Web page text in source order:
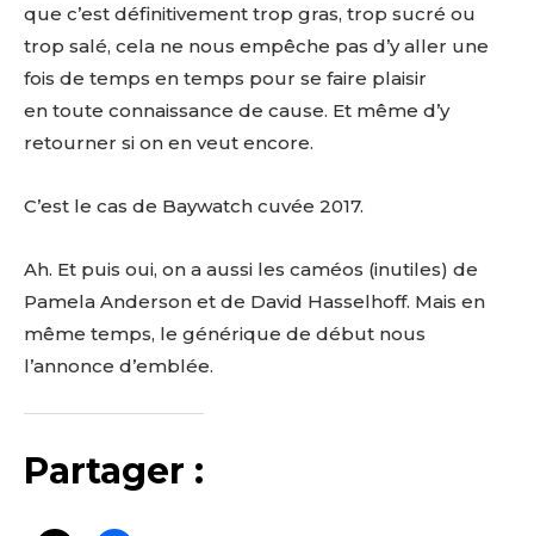
que c’est définitivement trop gras, trop sucré ou
trop salé, cela ne nous empêche pas d’y aller une
fois de temps en temps pour se faire plaisir
en toute connaissance de cause. Et même d’y
retourner si on en veut encore.
C’est le cas de Baywatch cuvée 2017.
Ah. Et puis oui, on a aussi les caméos (inutiles) de
Pamela Anderson et de David Hasselhoff. Mais en
même temps, le générique de début nous
l’annonce d’emblée.
Partager :